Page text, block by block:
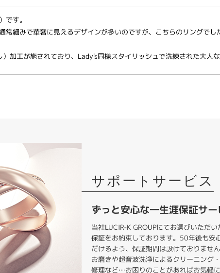
です。
常細みで華奢に見えるデザインが多いのですが、こちらのリングでし
加工が施されており、Lady's同様スタイリッシュで洗練された大人な
サポートサービス
ずっと安心な一生涯保証サー
当社LUCIR-K GROUPにてお選びいただ
保証をお約束しております。50年後も安
だけるよう、保証期間は設けておりませ
お磨きや超音波洗浄によるクリーニング
修理など…お困りのことがあればお気軽